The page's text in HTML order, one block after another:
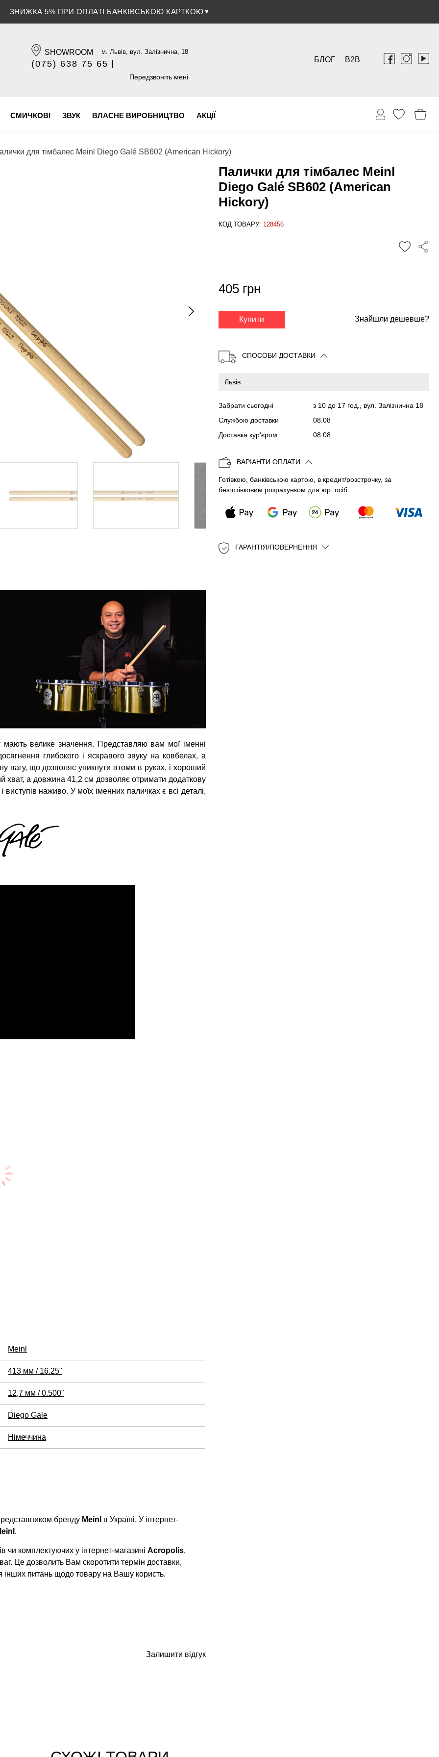
ЗНИЖКА 5% ПРИ ОПЛАТІ БАНКІВСЬКОЮ КАРТКОЮ ▼
SHOWROOM м. Львів, вул. Залізнична, 18
(075) 638 75 65
(096) 609 84 32
Передзвоніть мені
B2B
БЛОГ
СМИЧКОВІ ЗВУК ВЛАСНЕ ВИРОБНИЦТВО АКЦІЇ
для тімбалес Meinl Diego Galé SB602 (American Hickory)
Палички для тімбалес Meinl
Diego Galé SB602 (American
Hickory)
КОД ТОВАРУ: 128456
405 грн
Купити Знайшли дешевше?
СПОСОБИ ДОСТАВКИ
Забрати сьогодні
з 10 до 17 год., вул. Залізнична 18
Службою доставки
08.08
Доставка кур'єром
08.08
ВАРІАНТИ ОПЛАТИ
Готівкою, банківською картою, в кредит/розстрочку, за
безготівковим розрахунком для юр. осіб.
ГАРАНТІЯ/ПОВЕРНЕННЯ
велике значення. Представляю вам мої іменні
глибокого і яскравого звуку на ковбелах, а
вагу, що дозволяє уникнути втоми в руках, і хороший
а довжина 41,2 см дозволяє отримати додаткову
наживо. У моїх іменних паличках є всі деталі,
Meinl
413 мм / 16.25"
12,7 мм / 0.500"
Diego Gale
Німеччина
бренду Meinl в Україні. У інтернет-
.
чи комплектуючих у інтернет-магазині Acropolis,
Це дозволить Вам скоротити термін доставки,
інших питань щодо товару на Вашу користь.
Залишити відгук